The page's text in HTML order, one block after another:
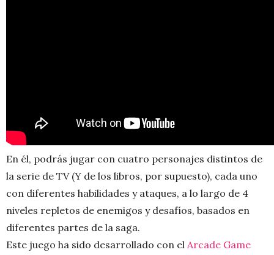
En él, podrás jugar con cuatro personajes distintos de
la serie de TV (Y de los libros, por supuesto), cada uno
con diferentes habilidades y ataques, a lo largo de 4
niveles repletos de enemigos y desafíos, basados en
diferentes partes de la saga.
Este juego ha sido desarrollado con el Arcade Game